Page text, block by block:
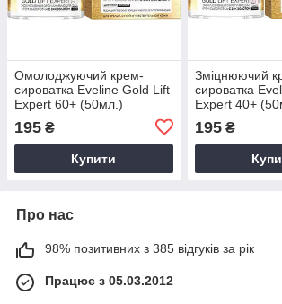
Омолоджуючий крем-
сироватка Eveline Gold Lift
Expert 60+ (50мл.)
195 ₴
Купити
Зміцнюючий
сироватка
Expert 40+
195₴
Про нас
98% позитивних з 385 відгуків за рік
Працює з 05.03.2012